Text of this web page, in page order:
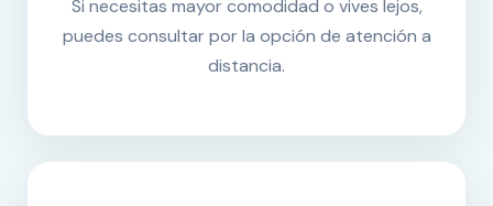
Si necesitas mayor comodidad o vives lejos,
puedes consultar por la opción de atención a
distancia.